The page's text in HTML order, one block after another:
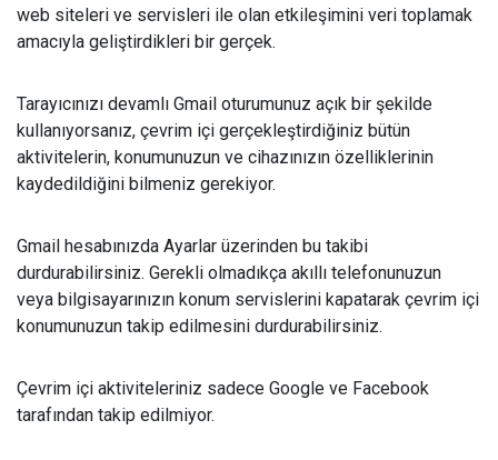
web siteleri ve servisleri ile olan etkileşimini veri toplamak
amacıyla geliştirdikleri bir gerçek.
Tarayıcınızı devamlı Gmail oturumunuz açık bir şekilde
kullanıyorsanız, çevrim içi gerçekleştirdiğiniz bütün
aktivitelerin, konumunuzun ve cihazınızın özelliklerinin
kaydedildiğini bilmeniz gerekiyor.
Gmail hesabınızda Ayarlar üzerinden bu takibi
durdurabilirsiniz. Gerekli olmadıkça akıllı telefonunuzun
veya bilgisayarınızın konum servislerini kapatarak çevrim içi
konumunuzun takip edilmesini durdurabilirsiniz.
Çevrim içi aktiviteleriniz sadece Google ve Facebook
tarafından takip edilmiyor.